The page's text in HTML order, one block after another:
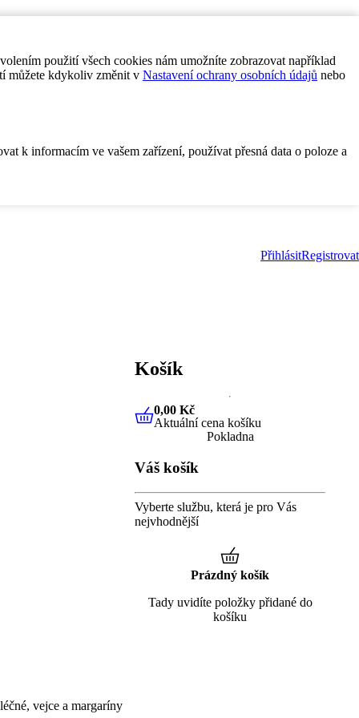
použití všech cookies nám umožníte zobrazovat například
můžete kdykoliv změnit v Nastavení ochrany osobních údajů nebo
k informacím ve vašem zařízení, používat přesná data o poloze a
PřihlásitRegistrovat
vejce a margaríny
Košík
0,00 KčAktuální cena košíku
0,00 Kč
Aktuální cena košíku
Pokladna
Váš košík
Vyberte službu, která je pro Vás
nejvhodnější
Prázdný košík
Tady uvidíte položky přidané do
košíku